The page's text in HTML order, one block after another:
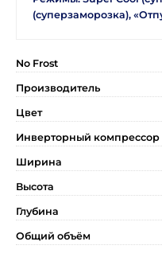
(суперзаморозка),
No Frost
Производитель
Цвет
Инверторный компрессор
Ширина
Высота
Глубина
Общий объём